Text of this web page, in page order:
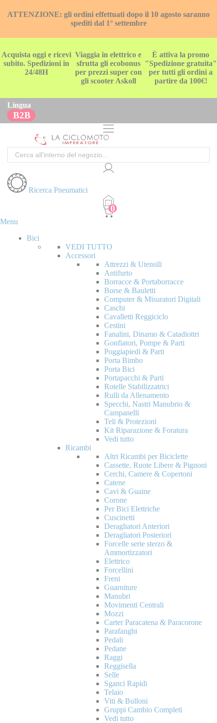
ATTENZIONE: gli ordini effettuati dopo il 10 agosto saranno
spediti dal 1° settembre
Acquista oggi e ricevi
subito. Spedizioni in
24/48H
Viaggia in elettrico e
sfrutta gli ecobonus
per prezzi super con
gli scooter Askoll
È attiva la promo
"Spedizione gratuita"
per tutti gli ordini a
partire da 100€!
Lingua
B2B
Cerca
Ricerca Pneumatici
Menu
Bici
VEDI TUTTO
Accessori
Attrezzi & Utensili
Antifurto
Borracce & Portaborracce
Borse & Bauletti
Computer & Misuratori Digitali
Caschi
Cavalletti Reggiciclo
Cestini
Fanalini, Dinamo & Catadiottri
Gonfiatori, Pompe & Parti
Poggiapiedi & Parti
Porta Bimbo
Porta Bici
Portapacchi & Parti
Rotelle Stabilizzatrici
Rulli da Allenamento
Specchi, Nastri Manubrio &
Campanelli
Teli & Protezioni
Kit Riparazione & Foratura
Vedi tutto
Ricambi
Altri Ricambi per Biciclette
Cassette, Ruote Libere & Pignoni
Cerchi, Camere & Copertoni
Catene
Cavi & Guaine
Corone
Per Bici Elettriche
Cuscinetti
Deragliatori Anteriori
Deragliatori Posteriori
Forcelle serie sterzo &
Ammortizzatori
Elettrico
Forcellini
Freni
Guarniture
Manubri
Movimenti Centrali
Mozzi
Carter Paracatena & Paracorone
Parafanghi
Pedali
Pedane
Raggi
Reggisella
Selle
Sganci Rapidi
Telaio
Viti & Bulloni
Gruppi Cambio Completi
Vedi tutto